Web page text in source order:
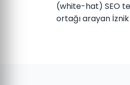
(white-hat) SEO
ortağı arayan